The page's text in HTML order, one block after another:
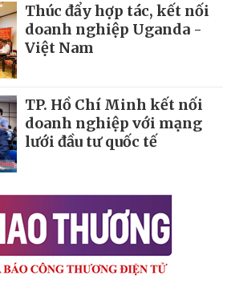
Thúc đẩy hợp tác, kết nối
doanh nghiệp Uganda -
Việt Nam
TP. Hồ Chí Minh kết nối
doanh nghiệp với mạng
lưới đầu tư quốc tế